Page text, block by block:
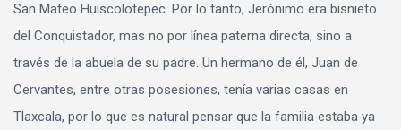
San Mateo Huiscolotepec. Por lo tanto, Jerónimo era bisnieto
del Conquistador, mas no por línea paterna directa, sino a
través de la abuela de su padre. Un hermano de él, Juan de
Cervantes, entre otras posesiones, tenía varias casas en
Tlaxcala, por lo que es natural pensar que la familia estaba ya